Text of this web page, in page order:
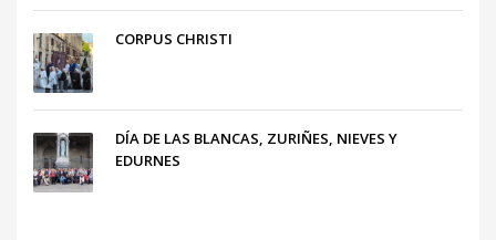
CORPUS CHRISTI
DÍA DE LAS BLANCAS, ZURIÑES, NIEVES Y
EDURNES